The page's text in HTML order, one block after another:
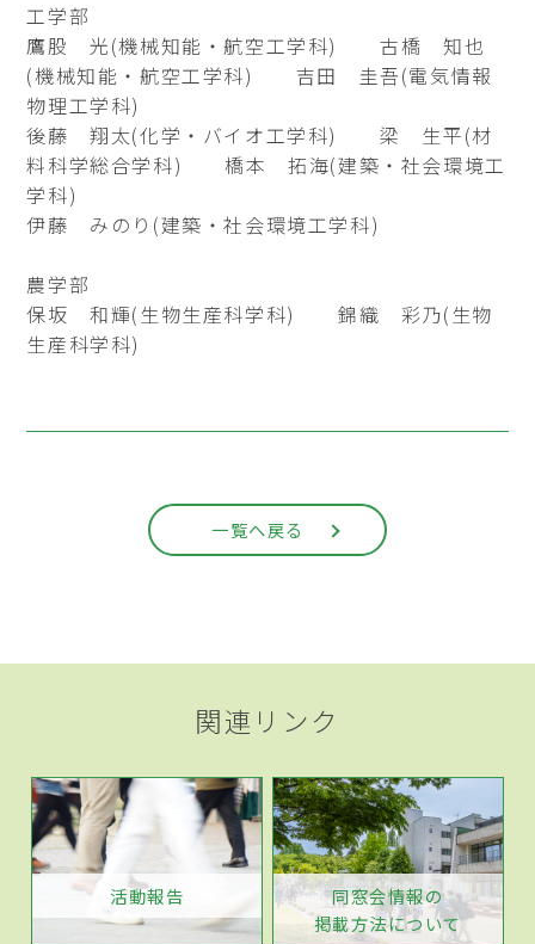
工学部
鷹股 光(機械知能・航空工学科) 古橋 知也
(機械知能・航空工学科) 吉田 圭吾(電気情報
物理工学科)
後藤 翔太(化学・バイオ工学科) 梁 生平(材
料科学総合学科) 橋本 拓海(建築・社会環境工
学科)
伊藤 みのり(建築・社会環境工学科)
農学部
保坂 和輝(生物生産科学科) 錦織 彩乃(生物
生産科学科)
一覧へ戻る
関連リンク
活動報告
同窓会情報の
掲載方法について